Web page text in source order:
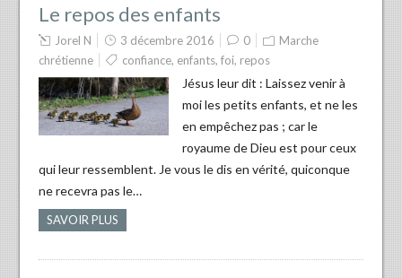
Le repos des enfants
Jorel N 3 décembre 2016 0
Marche
chrétienne
confiance, enfants, foi, repos
Jésus leur dit : Laissez venir à
moi les petits enfants, et ne les
en empêchez pas ; car le
royaume de Dieu est pour ceux
qui leur ressemblent. Je vous le dis en vérité, quiconque
ne recevra pas le…
SAVOIR PLUS